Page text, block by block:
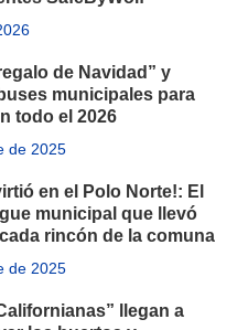
de Navidad” y
municipales para
todo el 2026
de 2025
en el Polo Norte!: El
municipal que llevó
rincón de la comuna
de 2025
llegan a